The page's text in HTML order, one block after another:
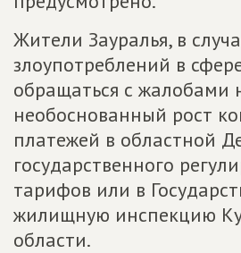
Жители Зауралья, в
злоупотреблений в
обращаться с жалобами
необоснованный рост
платежей в областной
государственного
тарифов или в
жилищную инспекцию
области.